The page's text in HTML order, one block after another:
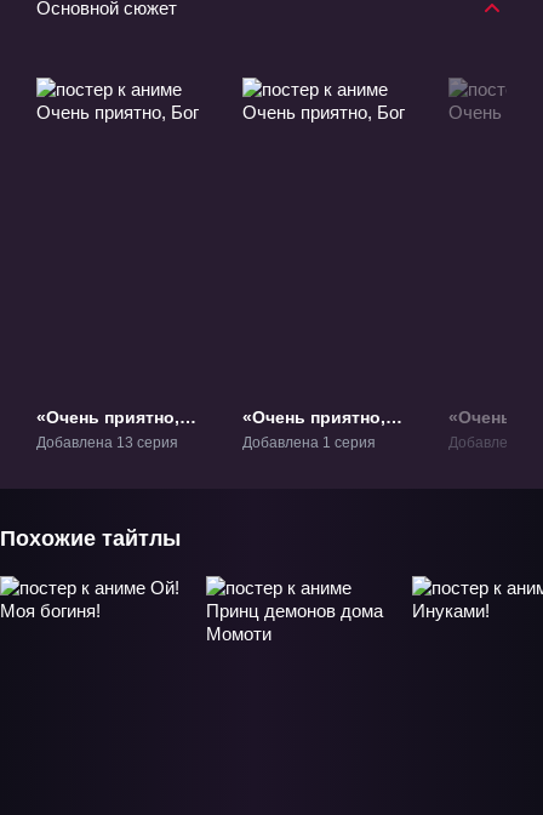
Основной сюжет
«Очень приятно,
Бог» ТВ-1
Добавлена 13 серия
«Очень приятно,
Бог» ОВА-1
Добавлена 1 серия
«Очень
2» ТВ-2
Добавлена
Похожие тайтлы